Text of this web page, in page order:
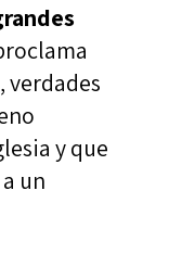
verdades
y que
un